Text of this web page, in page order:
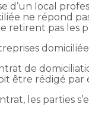
d’un local
ne répond
retirent pas les
de
être rédigé par
les parties